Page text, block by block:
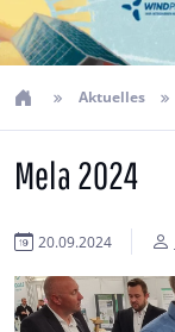
Aktuelles
Mela 2024
20.09.2024